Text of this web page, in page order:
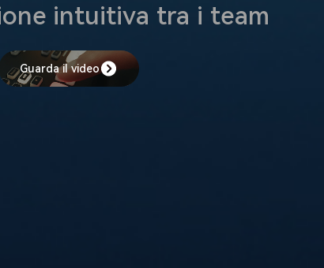
intuitiva tra i team
Guarda il video